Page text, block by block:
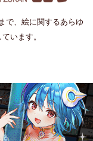
で、絵に関するあらゆ
います。